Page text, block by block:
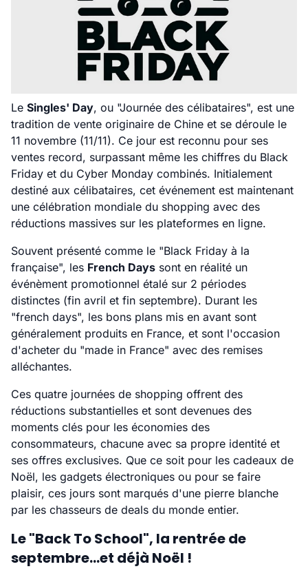
Le Singles' Day, ou "Journée des célibataires", est une
tradition de vente originaire de Chine et se déroule le
11 novembre (11/11). Ce jour est reconnu pour ses
ventes record, surpassant même les chiffres du Black
Friday et du Cyber Monday combinés. Initialement
destiné aux célibataires, cet événement est maintenant
une célébration mondiale du shopping avec des
réductions massives sur les plateformes en ligne.
Souvent présenté comme le "Black Friday à la
française", les French Days sont en réalité un
événèment promotionnel étalé sur 2 périodes
distinctes (fin avril et fin septembre). Durant les
"french days", les bons plans mis en avant sont
généralement produits en France, et sont l'occasion
d'acheter du "made in France" avec des remises
alléchantes.
Ces quatre journées de shopping offrent des
réductions substantielles et sont devenues des
moments clés pour les économies des
consommateurs, chacune avec sa propre identité et
ses offres exclusives. Que ce soit pour les cadeaux de
Noël, les gadgets électroniques ou pour se faire
plaisir, ces jours sont marqués d'une pierre blanche
par les chasseurs de deals du monde entier.
Le "Back To School", la rentrée de
septembre...et déjà Noël !